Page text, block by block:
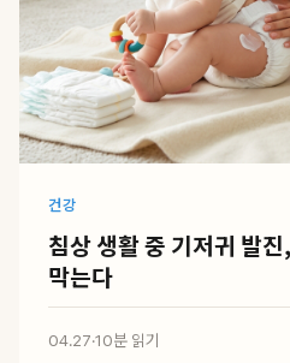
건강
침상 생활 중 기저귀 발
막는다
04.27·10분 읽기